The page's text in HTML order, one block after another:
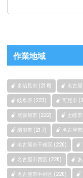
作業地域
多治見市 (218) 名古
岐阜県 (223) 可児市
尾張旭市 (222) 土岐
瑞浪市 (217) 名古屋
名古屋市千種区 (220)
名古屋市西区 (220)
名古屋市中村区 (220)